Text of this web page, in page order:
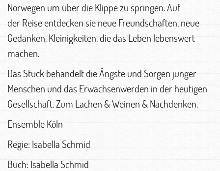
Norwegen um über die Klippe zu springen. Auf
der Reise entdecken sie neue Freundschaften, neue
Gedanken, Kleinigkeiten, die das Leben lebenswert
machen.
Das Stück behandelt die Ängste und Sorgen junger
Menschen und das Erwachsenwerden in der heutigen
Gesellschaft. Zum Lachen & Weinen & Nachdenken.
Ensemble Köln
Regie: Isabella Schmid
Buch: Isabella Schmid